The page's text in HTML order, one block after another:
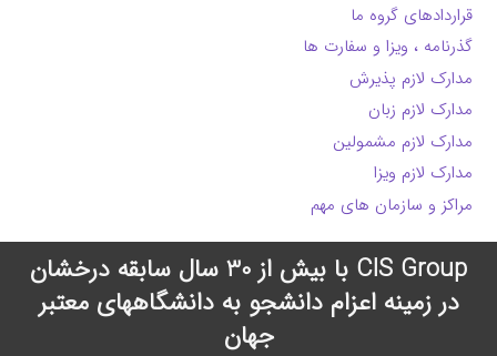
قراردادهای گروه ما
گذرنامه ، ویزا و سفارت ها
مدارک لازم پذیرش
مدارک لازم زبان
مدارک لازم مشمولین
مدارک لازم ویزا
مراکز و سازمان های مهم
CIS Group با بیش از 30 سال سابقه درخشان
در زمینه اعزام دانشجو به دانشگاههای معتبر
جهان